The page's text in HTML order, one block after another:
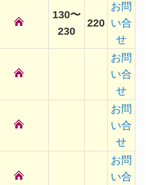
130〜
230
220
お問
い合
せ
お問
い合
せ
お問
い合
せ
お問
い合